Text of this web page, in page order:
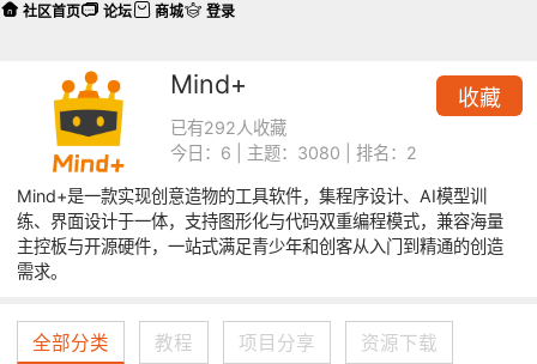
收藏
Mind+
已有292人收藏
今日：6 | 主题：3080 | 排名：2
Mind+是一款实现创意造物的工具软件，集程序设计、AI模型训
练、界面设计于一体，支持图形化与代码双重编程模式，兼容海量
主控板与开源硬件，一站式满足青少年和创客从入门到精通的创造
需求。
全部分类 教程 项目分享 资源下载
社区首页 论坛 商城 登录